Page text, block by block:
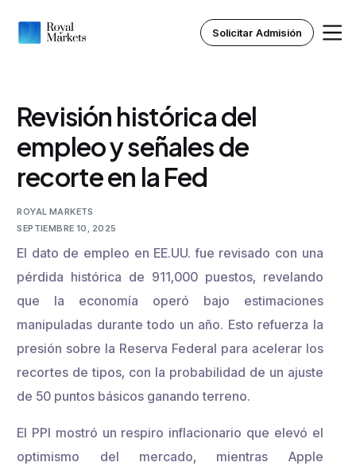
Solicitar Admisión
Revisión histórica del
empleo y señales de
recorte en la Fed
ROYAL MARKETS
SEPTIEMBRE 10, 2025
El dato de empleo en EE.UU. fue revisado con una
pérdida histórica de 911,000 puestos, revelando
que la economía operó bajo estimaciones
manipuladas durante todo un año. Esto refuerza la
presión sobre la Reserva Federal para acelerar los
recortes de tipos, con la probabilidad de un ajuste
de 50 puntos básicos ganando terreno.
El PPI mostró un respiro inflacionario que elevó el
optimismo del mercado, mientras Apple
Inicio
Nosotros
Instituto Royal
Recursos